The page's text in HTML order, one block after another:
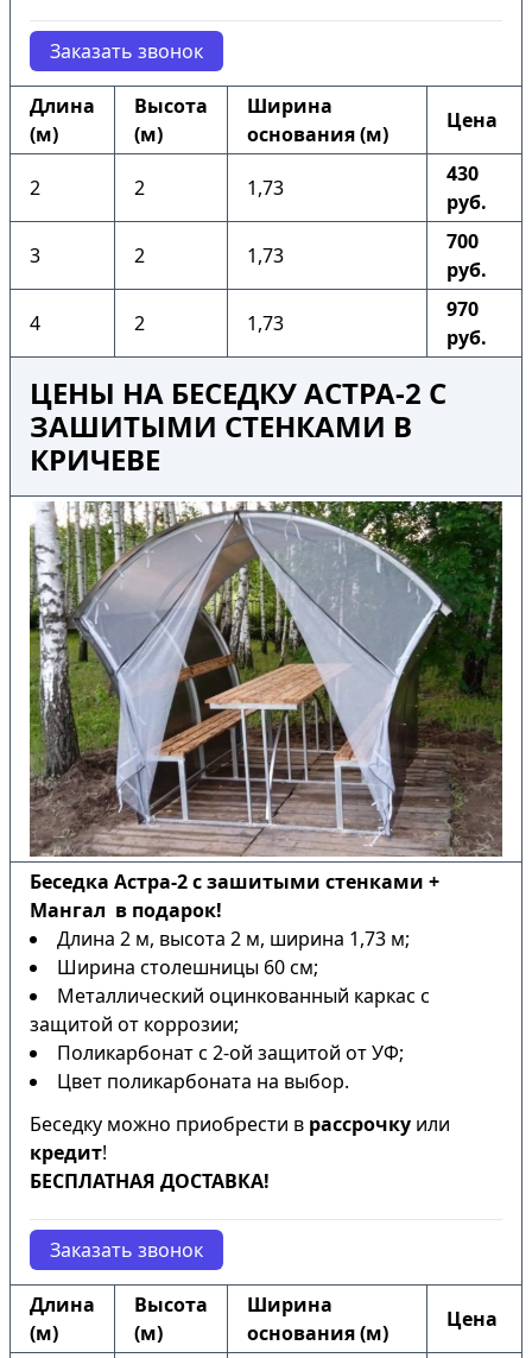
Заказать звонок
Длина
(м)
Высота
(м)
Ширина
основания (м)
Цена
2 2 1,73
430
руб.
3 2 1,73
700
руб.
4 2 1,73
970
руб.
ЦЕНЫ НА БЕСЕДКУ АСТРА-2 С
ЗАШИТЫМИ СТЕНКАМИ В
КРИЧЕВЕ
Беседка Астра-2 с зашитыми стенками +
Мангал в подарок!
Длина 2 м, высота 2 м, ширина 1,73 м;
Ширина столешницы 60 см;
Металлический оцинкованный каркас с
защитой от коррозии;
Поликарбонат с 2-ой защитой от УФ;
Цвет поликарбоната на выбор.
Беседку можно приобрести в рассрочку или
кредит!
БЕСПЛАТНАЯ ДОСТАВКА!
Заказать звонок
Длина
(м)
Высота
(м)
Ширина
основания (м)
Цена